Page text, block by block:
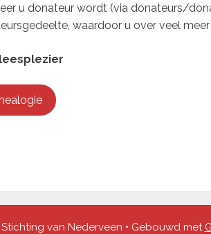
u donateur wordt (via donateurs/
waardoor u over veel
van Nederveen • Gebouwd met